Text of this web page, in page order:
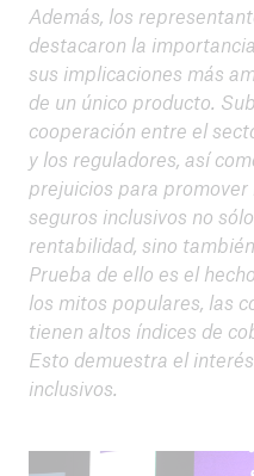
Además, los
destacaron la
sus implicaciones más
de un único producto.
cooperación entre el
y los reguladores, así
prejuicios para promover
seguros inclusivos no
rentabilidad, sino
Prueba de ello es el
los mitos populares, las
tienen altos índices de
Esto demuestra el
inclusivos.